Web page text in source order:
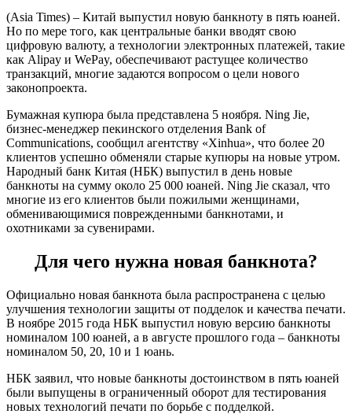
(Asia Times) – Китай выпустил новую банкноту в пять юаней.
Но по мере того, как центральные банки вводят свою
цифровую валюту, а технологии электронных платежей, такие
как Alipay и WePay, обеспечивают растущее количество
транзакций, многие задаются вопросом о цели нового
законопроекта.
Бумажная купюра была представлена ​​5 ноября. Ning Jie,
бизнес-менеджер пекинского отделения Bank of
Communications, сообщил агентству «Xinhua», что более 20
клиентов успешно обменяли старые купюры на новые утром.
Народный банк Китая (НБК) выпустил в день новые
банкноты на сумму около 25 000 юаней. Ning Jie сказал, что
многие из его клиентов были пожилыми женщинами,
обменивающимися поврежденными банкнотами, и
охотниками за сувенирами.
Для чего нужна новая банкнота?
Официально новая банкнота была распространена с целью
улучшения технологии защиты от подделок и качества печати.
В ноябре 2015 года НБК выпустил новую версию банкноты
номиналом 100 юаней, а в августе прошлого года – банкноты
номиналом 50, 20, 10 и 1 юань.
НБК заявил, что новые банкноты достоинством в пять юаней
были выпущены в ограниченный оборот для тестирования
новых технологий печати по борьбе с подделкой.